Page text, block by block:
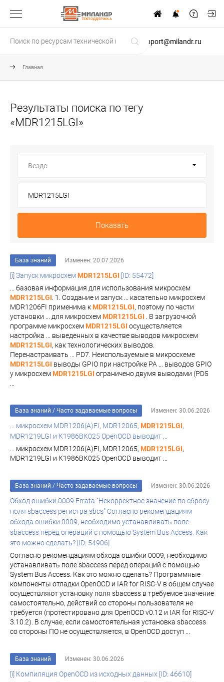
ТЕХПОДДЕРЖКА
support@milandr.ru
Главная
Результаты поиска по тегу
«MDR1215LGI»
Везде
Показать
База знаний Изменен: 20.07.2026
[i] Запуск микросхем MDR1215LGI [ID: 55472]
... базовая информация для использования микросхем
MDR1215LGI . 1. Создание и запуск ... касательно микросхем
MDR1206FI применима кMDR1215LGI, поэтому по части
установки ... для микросхемMDR1215LGI . В загрузочной
программе микросхемMDR1215LGI осуществляется
настройка ... выведенных в качестве выводов микросхем
MDR1215LGI, как технологических выводов.
Перенастраивать ... PD7. Неиспользуемые в микросхеме
MDR1215LGI выводы GPIO при настройке PA ... выводов GPIO
у микросхемMDR1215LGI ограничено двумя выводами (PD5
База знаний / Часто задаваемые вопросы Изменен: 30.06.2026
... микросхем MDR1206(A)FI, MDR12065, MDR1215LGI,
MDR1219LGI и К1986ВК025 OpenOCD выводит ...
... микросхем MDR1206(A)FI, MDR12065, MDR1215LGI,
MDR1219LGI и К1986ВК025 OpenOCD выводит ...
База знаний / Часто задаваемые вопросы Изменен: 30.06.2026
Обход ошибки 0009 Errata "Некорректное значение по сбросу
поля sbaccess регистра sbcs" Согласно рекомендациям
обхода ошибки 0009, необходимо устанавливать поле
sbaccess перед операций с помощью System Bus Access. Как
это можно сделать? [ID: 54906]
Согласно рекомендациям обхода ошибки 0009, необходимо
устанавливать поле sbaccess перед операций с помощью
System Bus Access. Как это можно сделать? Программные
компоненты отладки OpenOCD и IAR for RISC-V в общем случае
осуществляют установку поля sbaccess в требуемое значение
самостоятельно, действий со стороны пользователя не
требуется (протестировано для OpenOCD v0.12 и IAR for RISC-V
3.10.2). В случае, если самостоятельная установка sbaccess
со стороны ПО не осуществляется, в OpenOCD доступ ...
База знаний Изменен: 30.06.2026
[i] Компиляция OpenOCD из исходных данных [ID: 46610]